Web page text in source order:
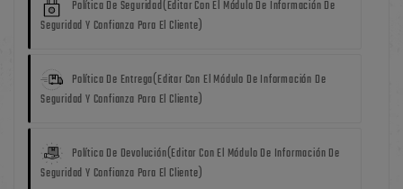
Política De Seguridad(editar Con El Módulo De Información De
Seguridad Y Confianza Para El Cliente)
Política De Entrega(editar Con El Módulo De Información De
Seguridad Y Confianza Para El Cliente)
Política De Devolución(editar Con El Módulo De Información De
Seguridad Y Confianza Para El Cliente)